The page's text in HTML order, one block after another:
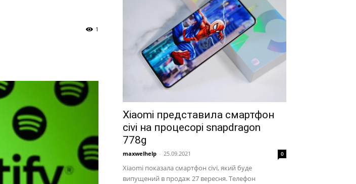
1
Xiaomi представила смартфон
civi на процесорі snapdragon
778g
maxwelhelp - 25.09.2021 0
Xiaomi показала смартфон civi, який буде
випущений в продаж 27 вересня. Телефон